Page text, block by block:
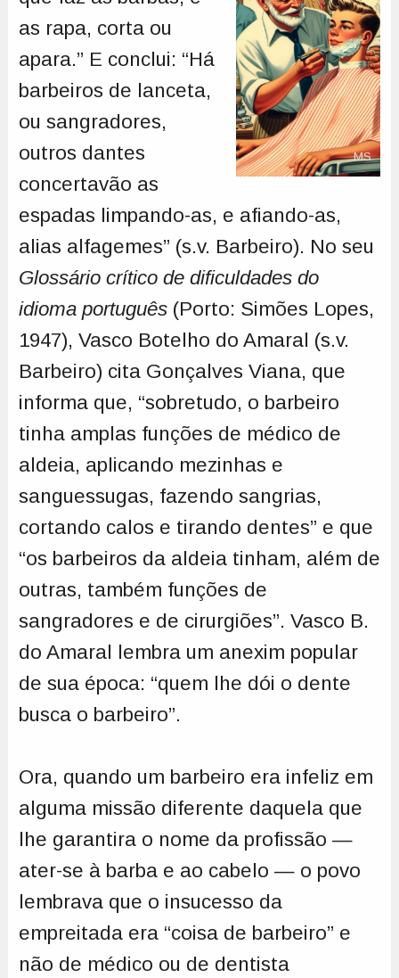
MS
as rapa, corta ou
apara.” E conclui: “Há
barbeiros de lanceta,
ou sangradores,
outros dantes
concertavão as
espadas limpando-as, e afiando-as,
alias alfagemes” (s.v. Barbeiro). No seu
Glossário crítico de dificuldades do
idioma português(Porto: Simões Lopes,
1947), Vasco Botelho do Amaral (s.v.
Barbeiro) cita Gonçalves Viana, que
informa que, “sobretudo, o barbeiro
tinha amplas funções de médico de
aldeia, aplicando mezinhas e
sanguessugas, fazendo sangrias,
cortando calos e tirando dentes” e que
“os barbeiros da aldeia tinham, além de
outras, também funções de
sangradores e de cirurgiões”. Vasco B.
do Amaral lembra um anexim popular
de sua época: “quem lhe dói o dente
busca o barbeiro”.
Ora, quando um barbeiro era infeliz em
alguma missão diferente daquela que
lhe garantira o nome da profissão —
ater-se à barba e ao cabelo — o povo
lembrava que o insucesso da
empreitada era “coisa de barbeiro” e
não de médico ou de dentista